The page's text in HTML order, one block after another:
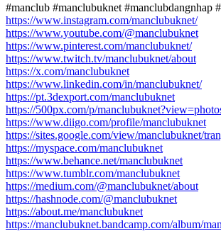
#manclub #manclubuknet #manclubdangnhap
https://www.instagram.com/manclubuknet/
https://www.youtube.com/@manclubuknet
https://www.pinterest.com/manclubuknet/
https://www.twitch.tv/manclubuknet/about
https://x.com/manclubuknet
https://www.linkedin.com/in/manclubuknet/
https://pt.3dexport.com/manclubuknet
https://500px.com/p/
https://www.diigo.com/profile/manclubuknet
https://sites.google.com/view/manclubuknet/
https://myspace.com/manclubuknet
https://www.behance.net/manclubuknet
https://www.tumblr.com/manclubuknet
https://medium.com/@manclubuknet/about
https://hashnode.com/@manclubuknet
https://about.me/manclubuknet
https://manclubuknet.bandcamp.com/album/